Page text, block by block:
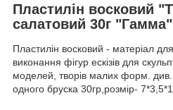
Пластилін восковий
салатовий 30г
Пластилін восковий - матеріал
виконання фігур ескізів для
моделей, творів малих форм. див.
одного бруска 30гр,розмір-